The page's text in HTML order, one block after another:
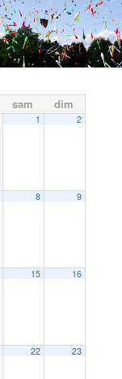
sam dim
1 2
8 9
15 16
22 23